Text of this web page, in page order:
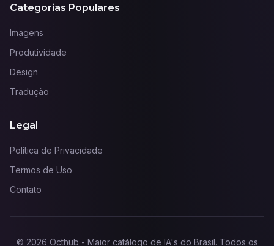
Categorias Populares
Imagens
Produtividade
Design
Tradução
Legal
Política de Privacidade
Termos de Uso
Contato
© 2026 Octhub - Maior catálogo de IA's do Brasil. Todos os